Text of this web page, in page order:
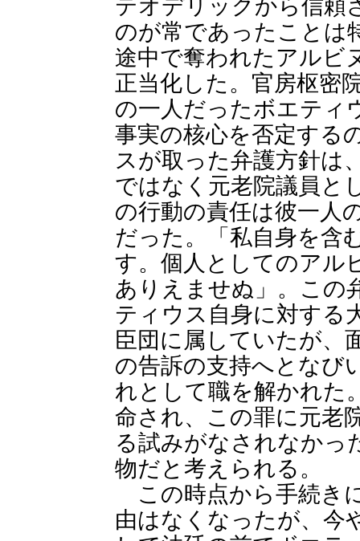
テオデリックから信頼
のが常であったことは
途中で奪われたアルビ
正当化した。官房枢密
の一人だったボエティ
事実の核心を否定する
スが取った弁護方針は
ではなく元老院議員と
の行動の責任は彼一人
だった。「私自身を含
す。個人としてのアル
ありえませぬ」。この
ティウス自身に対する
臣団に属していたが、
の告訴の支持へとなび
れとして職を解かれた
命され、この罪に元老
る試みがなされなかっ
物だと考えられる。
この時点から手続き
由はなくなったが、今